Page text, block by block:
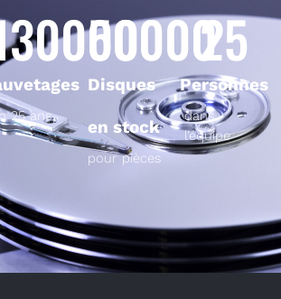
25 ans
Disques
en stock
50000
pour pièces
Personnes
25
dans
l’équipe